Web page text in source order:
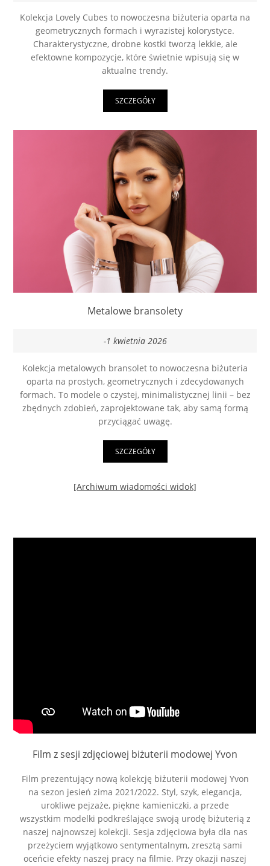
Kolekcja Lovely Cubes to nowoczesna biżuteria oparta na
geometrycznych formach i wyrazistej kolorystyce.
Charakterystyczne, drobne kostki tworzą lekkie, ale
efektowne kompozycje, które świetnie wpisują się w
aktualne trendy.
SZCZEGÓŁY
Metalowe bransolety
-1 kwietnia 2026
Kolekcja metalowych bransolet to nowoczesna biżuteria
oparta na prostych, geometrycznych i zdecydowanych
formach. To modele o czystej, minimalistycznej linii – bez
zbędnych zdobień, zaprojektowane tak, aby samą formą
przyciągać uwagę.
SZCZEGÓŁY
[Archiwum wiadomości widok]
Film z sesji zdjęciowej biżuterii modowej Yvon
Film prezentujący nową kolekcję biżuterii modowej Yvon
na sezon jesień zima 2021/2022. Styl, szyk, elegancja,
urokliwe pejzaże, piękne kamieniczki, a przede
wszystkim modelki podkreślające swoją urodę biżuterią z
naszej najnowszej kolekcji. Sesja zdjęciowa była dla nas
przeżyciem wyjątkowo sentymentalnym, zresztą sami
oceńcie efekty naszej pracy na filmie. Przy okazji naszej